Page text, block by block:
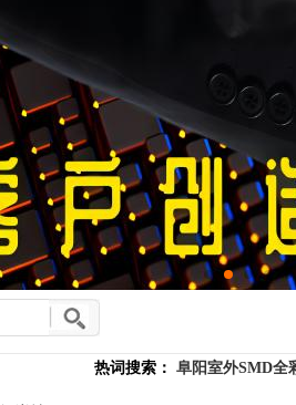
热词搜索： 阜阳室外SMD全